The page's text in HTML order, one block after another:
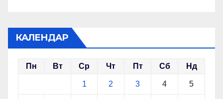
КАЛЕНДАР
Пн Вт Ср Чт Пт Сб Нд
1 2 3 4 5